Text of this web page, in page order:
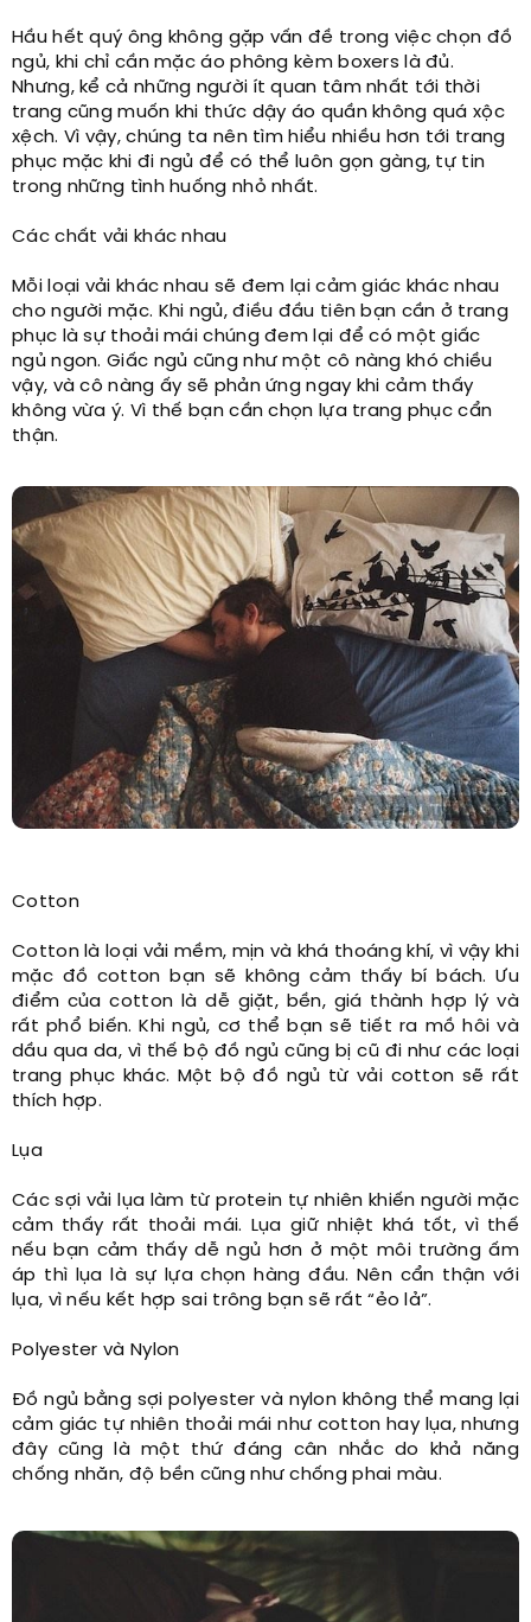
Hầu hết quý ông không gặp vấn đề trong việc chọn đồ
ngủ, khi chỉ cần mặc áo phông kèm boxers là đủ.
Nhưng, kể cả những người ít quan tâm nhất tới thời
trang cũng muốn khi thức dậy áo quần không quá xộc
xệch. Vì vậy, chúng ta nên tìm hiểu nhiều hơn tới trang
phục mặc khi đi ngủ để có thể luôn gọn gàng, tự tin
trong những tình huống nhỏ nhất.
Các chất vải khác nhau
Mỗi loại vải khác nhau sẽ đem lại cảm giác khác nhau
cho người mặc. Khi ngủ, điều đầu tiên bạn cần ở trang
phục là sự thoải mái chúng đem lại để có một giấc
ngủ ngon. Giấc ngủ cũng như một cô nàng khó chiều
vậy, và cô nàng ấy sẽ phản ứng ngay khi cảm thấy
không vừa ý. Vì thế bạn cần chọn lựa trang phục cẩn
thận.
Cotton
Cotton là loại vải mềm, mịn và khá thoáng khí, vì vậy khi
mặc đồ cotton bạn sẽ không cảm thấy bí bách. Ưu
điểm của cotton là dễ giặt, bền, giá thành hợp lý và
rất phổ biến. Khi ngủ, cơ thể bạn sẽ tiết ra mồ hôi và
dầu qua da, vì thế bộ đồ ngủ cũng bị cũ đi như các loại
trang phục khác. Một bộ đồ ngủ từ vải cotton sẽ rất
thích hợp.
Lụa
Các sợi vải lụa làm từ protein tự nhiên khiến người mặc
cảm thấy rất thoải mái. Lụa giữ nhiệt khá tốt, vì thế
nếu bạn cảm thấy dễ ngủ hơn ở một môi trường ấm
áp thì lụa là sự lựa chọn hàng đầu. Nên cẩn thận với
lụa, vì nếu kết hợp sai trông bạn sẽ rất “ẻo lả”.
Polyester và Nylon
Đồ ngủ bằng sợi polyester và nylon không thể mang lại
cảm giác tự nhiên thoải mái như cotton hay lụa, nhưng
đây cũng là một thứ đáng cân nhắc do khả năng
chống nhăn, độ bền cũng như chống phai màu.